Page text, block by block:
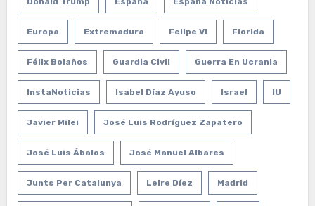
Europa Extremadura Felipe VI Florida
Félix Bolaños Guardia Civil Guerra En Ucrania
InstaNoticias Isabel Díaz Ayuso Israel IU
Javier Milei José Luis Rodríguez Zapatero
José Luis Ábalos José Manuel Albares
Junts Per Catalunya Leire Díez Madrid